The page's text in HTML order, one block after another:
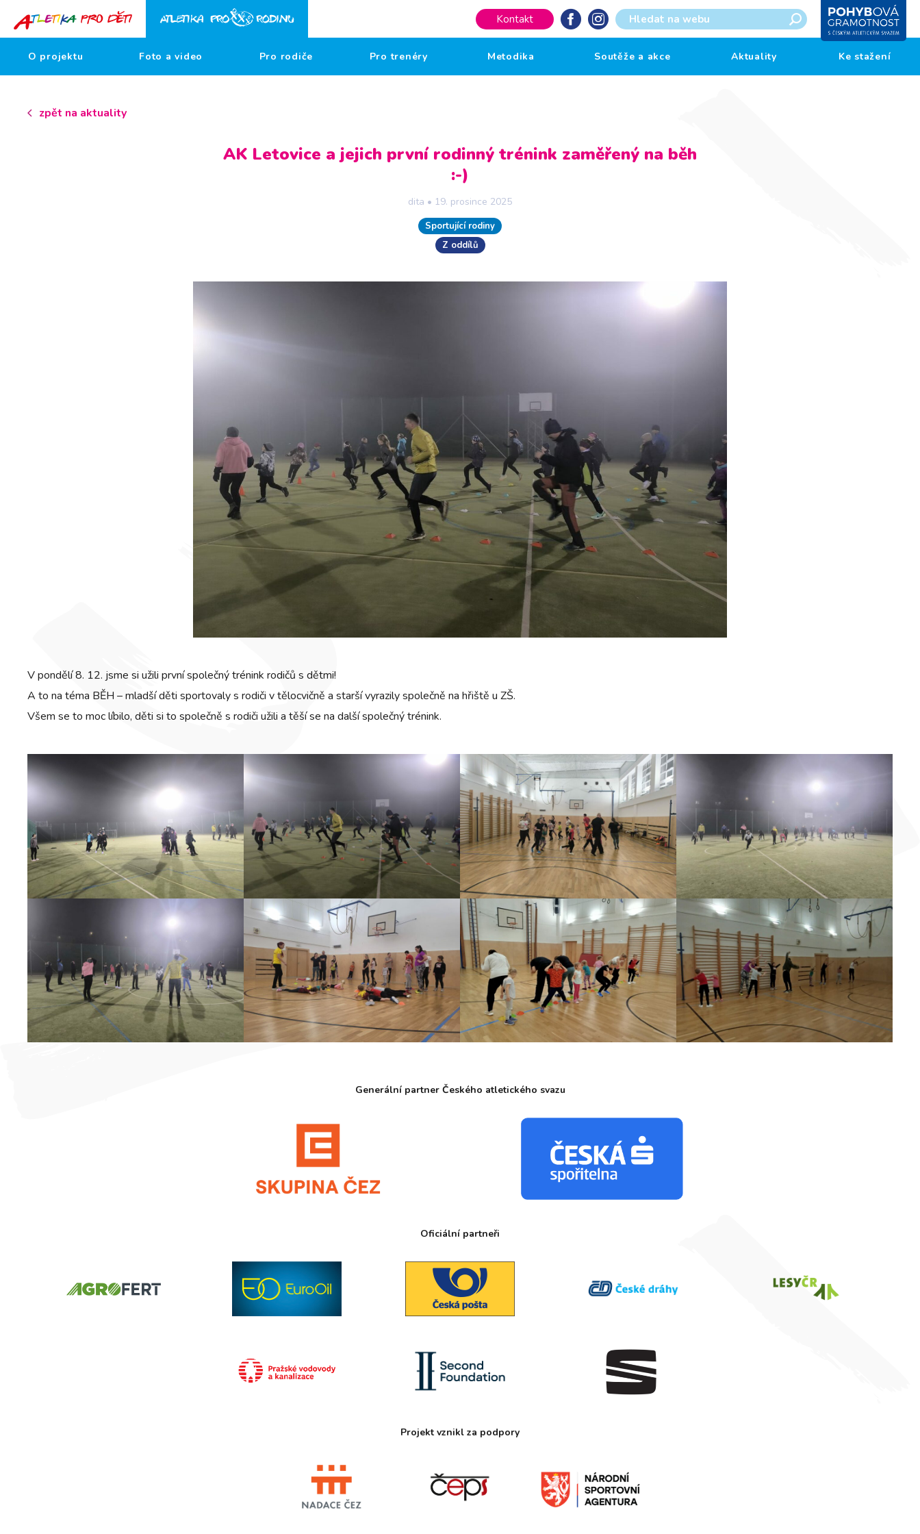
Kontakt
O projektu Foto a video Pro rodiče Pro trenéry Metodika Soutěže a akce Aktuality Ke stažení
zpět na aktuality
AK Letovice a jejich první rodinný trénink zaměřený na běh
:-)
dita • 19. prosince 2025
Sportující rodiny
Z oddílů
V pondělí 8. 12. jsme si užili první společný trénink rodičů s dětmi!
A to na téma BĚH – mladší děti sportovaly s rodiči v tělocvičně a starší vyrazily společně na hřiště u ZŠ.
Všem se to moc líbilo, děti si to společně s rodiči užili a těší se na další společný trénink.
Generální partner Českého atletického svazu
Oficiální partneři
Projekt vznikl za podpory